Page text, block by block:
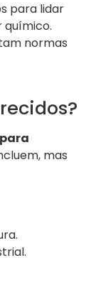
para lidar
químico.
normas
mas